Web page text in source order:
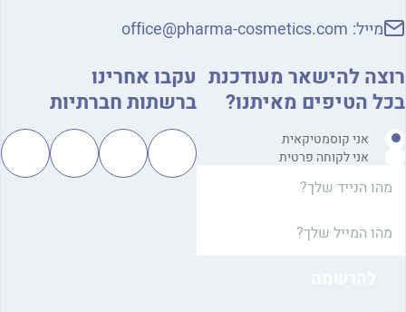
מייל:office@pharma-cosmetics.com
להישאר מעודכנת
הטיפים מאיתנו?
אני קוסמטיקאית
אני לקוחה פרטית
עקבו אחרינו
ברשתות חברתיות